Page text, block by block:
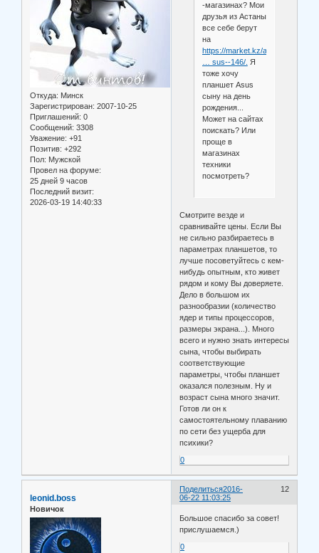
Откуда: Минск
Зарегистрирован: 2007-10-25
Приглашений: 0
Сообщений: 3308
Уважение: +91
Позитив: +292
Пол: Мужской
Провел на форуме:
25 дней 9 часов
Последний визит:
2026-03-19 14:40:33
-магазинах? Мои
друзья из Астаны
все себе берут
на
https://market.kz/almaty/
… sus--146/. Я
тоже хочу
планшет Asus
сыну на день
рождения...
Может на сайтах
поискать? Или
проще в
магазинах
техники
посмотреть?
Смотрите везде и
сравнивайте цены. Если Вы
не сильно разбираетесь в
параметрах планшетов, то
лучше посоветуйтесь с кем-
нибудь опытным, кто живет
рядом и кому Вы доверяете.
Дело в большом их
разнообразии (количество
ядер и типы процессоров,
размеры экрана...). Много
всего и нужно знать интересы
сына, чтобы выбирать
соответствующие
параметры, чтобы планшет
оказался полезным. Ну и
возраст сына много значит.
Готов ли он к
самостоятельному плаванию
по сети без ущерба для
психики?
0
Поделиться 12
2016-
06-22 11:03:25
leonid.boss
Новичок
Большое спасибо за совет!
прислушаемся.)
0